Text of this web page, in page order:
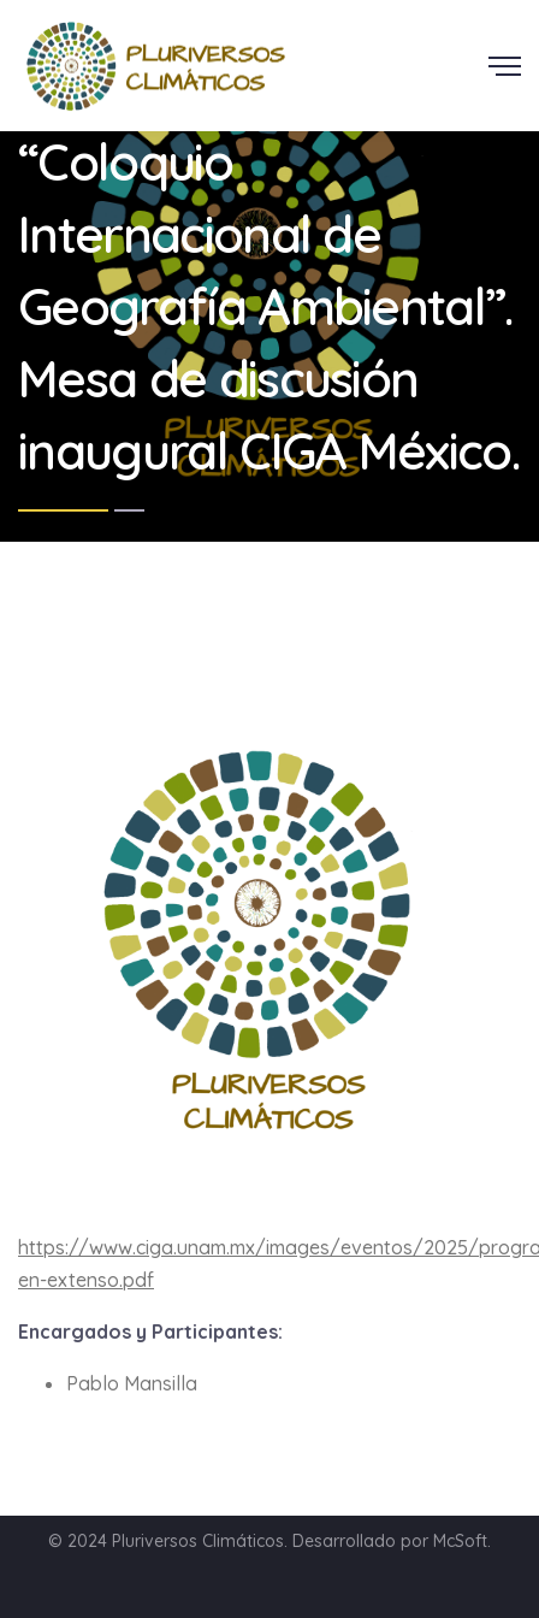
Participación en
“Coloquio
Internacional de
Geografía Ambiental”.
Mesa de discusión
inaugural CIGA México.
https://www.ciga.unam.mx/images/eventos/2025/
en-extenso.pdf
Encargados y Participantes:
Pablo Mansilla
© 2024 Pluriversos Climáticos. Desarrollado por McSoft.